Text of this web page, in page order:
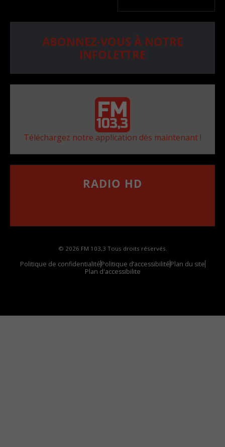
ABONNEZ-VOUS À NOTRE
INFOLETTRE
Téléchargez notre application dès maintenant !
RADIO HD
© 2026 FM 103,3 Tous droits réservés.
Politique de confidentialitéPolitique d’accessibilitéPlan du site
Plan d'accessibilite